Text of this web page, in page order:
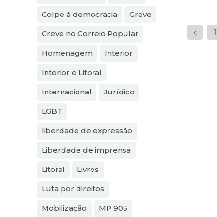
Golpe à democracia Greve
Greve no Correio Popular
Homenagem Interior
Interior e Litoral
Internacional Jurídico
LGBT
liberdade de expressão
Liberdade de imprensa
Litoral Livros
Luta por direitos
Mobilização MP 905
1